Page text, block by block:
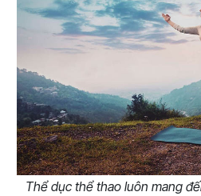
Thể dục thể thao luôn mang